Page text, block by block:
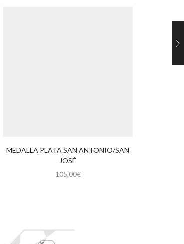
MEDALLA PLATA SAN ANTONIO/SAN
JOSÉ
105,00€